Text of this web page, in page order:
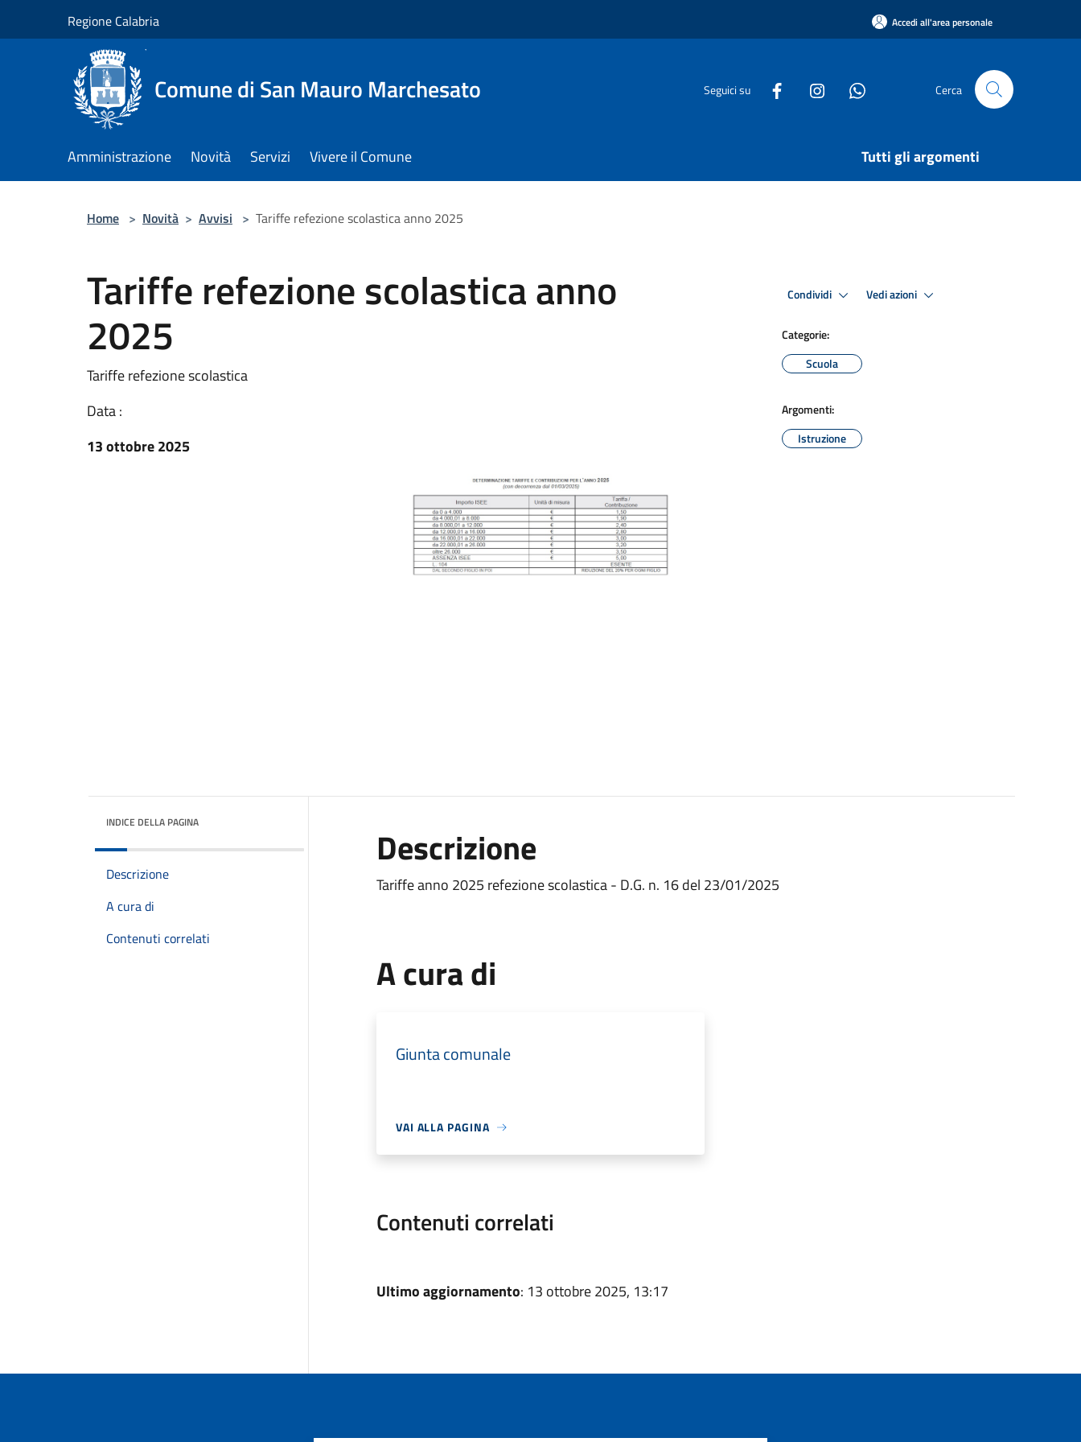
Regione Calabria Accedi all'area personale
Comune di San Mauro Marchesato Seguici su Cerca
Amministrazione Novità Servizi Vivere il Comune Tutti gli argomenti
Home > Novità > Avvisi > Tariffe refezione scolastica anno 2025
Tariffe refezione scolastica anno
2025
Tariffe refezione scolastica
Data :
13 ottobre 2025
Condividi Vedi azioni
Categorie:
Scuola
Argomenti:
Istruzione
INDICE DELLA PAGINA
Descrizione
A cura di
Contenuti correlati
Descrizione
Tariffe anno 2025 refezione scolastica - D.G. n. 16 del 23/01/2025
A cura di
Giunta comunale
VAI ALLA PAGINA
Contenuti correlati
Ultimo aggiornamento: 13 ottobre 2025, 13:17